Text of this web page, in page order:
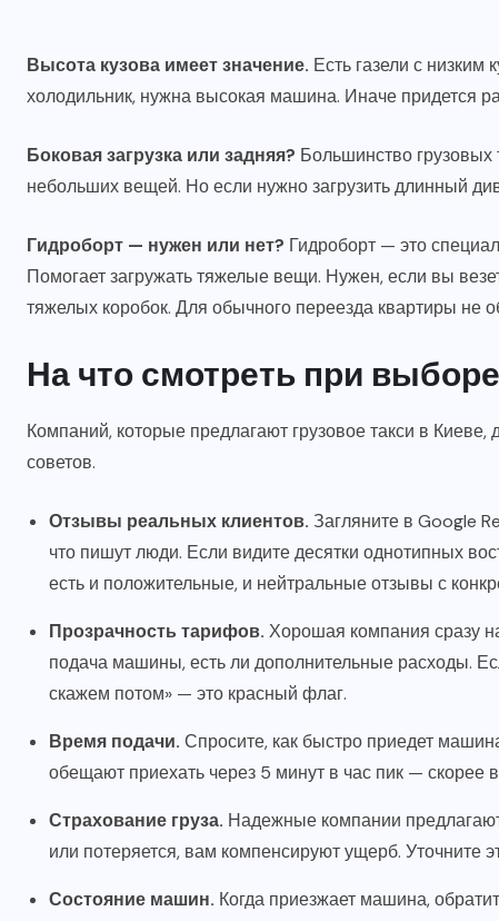
Высота кузова имеет значение. Есть газели с
холодильник, нужна высокая машина. Иначе придется
Боковая загрузка или задняя? Большинство грузовых
небольших вещей. Но если нужно загрузить длинный
Гидроборт — нужен или нет? Гидроборт — это
Помогает загружать тяжелые вещи. Нужен, если вы
тяжелых коробок. Для обычного переезда квартиры не
На что смотреть при
Компаний, которые предлагают грузовое такси в
советов.
Отзывы реальных клиентов. Загляните в Google
что пишут люди. Если видите десятки однотипных
есть и положительные, и нейтральные отзывы с
Прозрачность тарифов. Хорошая компания сразу
подача машины, есть ли дополнительные расходы.
скажем потом» — это красный флаг.
Время подачи. Спросите, как быстро приедет
обещают приехать через 5 минут в час пик — скорее
Страхование груза. Надежные компании
или потеряется, вам компенсируют ущерб. Уточните
Состояние машин. Когда приезжает машина,